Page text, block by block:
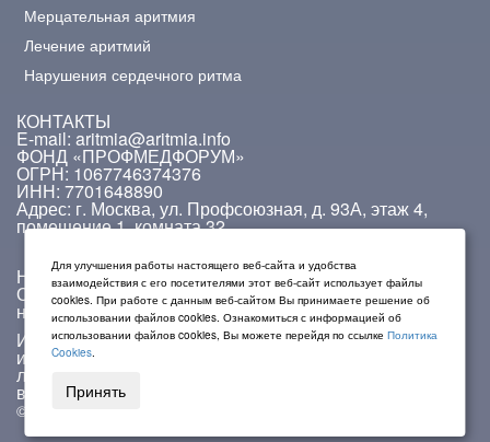
Мерцательная аритмия
Лечение аритмий
Нарушения сердечного ритма
КОНТАКТЫ
E-mail: aritmia@aritmia.info
ФОНД «ПРОФМЕДФОРУМ»
ОГРН: 1067746374376
ИНН: 7701648890
Адрес: г. Москва, ул. Профсоюзная, д. 93А, этаж 4,
помещение 1, комната 32.
На сайте работает система проверки ошибок.
Обнаружив неточность в тексте, выделите ее и
нажмите Ctrl + Enter.
Информация на данном сайте не должна
использоваться для самостоятельной диагностики и
лечения и не может быть заменой очной консультации
врача.
© 2009 — 2026. Aritmia.info
Для улучшения работы настоящего веб-сайта и удобства
взаимодействия с его посетителями этот веб-сайт использует файлы
cookies. При работе с данным веб-сайтом Вы принимаете решение об
использовании файлов cookies. Ознакомиться с информацией об
использовании файлов cookies, Вы можете перейдя по ссылкеПолитика
Cookies.
Принять